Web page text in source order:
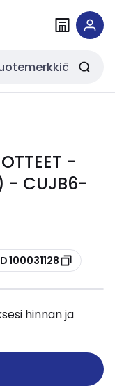
-
- CUJB6-
100031128
hinnan ja